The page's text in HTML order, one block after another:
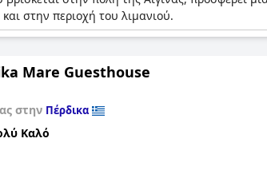
στην περιοχή του λιμανιού.
Mare Guesthouse
στην Πέρδικα
Καλό